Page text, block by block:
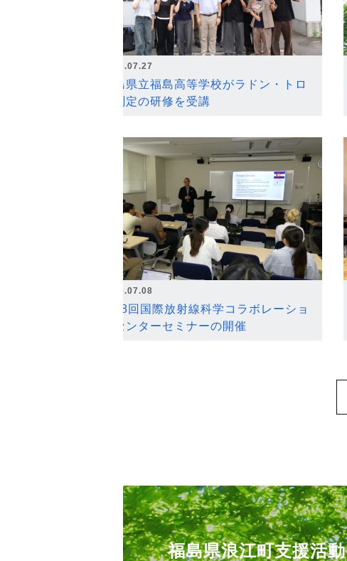
2026.07.27
福島県立福島高等学校がラドン・トロ
ン測定の研修を受講
2026.07.08
第18回国際放射線科学コラボレーショ
ンセンターセミナーの開催
福島県浪江町支援活動